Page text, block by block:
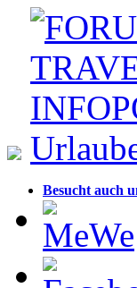
Besucht auch